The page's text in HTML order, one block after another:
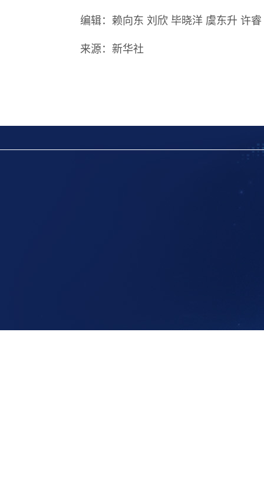
编辑：赖向东 刘欣 毕晓洋 虞东升 许睿
来源：新华社